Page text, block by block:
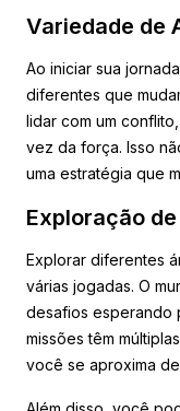
Variedade de
Ao iniciar sua
diferentes que
lidar com um
vez da força. Isso
uma estratégia que
Exploração
Explorar diferentes
várias jogadas. O
desafios esperando
missões têm
você se aproxima